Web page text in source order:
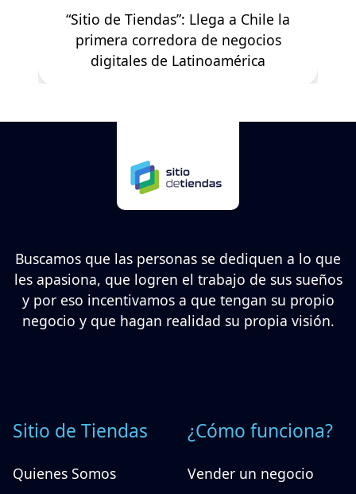
“Sitio de Tiendas”: Llega a Chile la
primera corredora de negocios
digitales de Latinoamérica
Buscamos que las personas se dediquen a lo que
les apasiona, que logren el trabajo de sus sueños
y por eso incentivamos a que tengan su propio
negocio y que hagan realidad su propia visión.
Sitio de Tiendas
Quienes Somos
¿Cómo funciona?
Vender un negocio